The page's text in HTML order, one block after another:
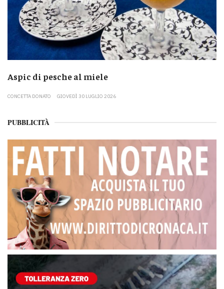
Aspic di pesche al miele
CONCETTA DONATO GIOVEDÌ 30 LUGLIO 2026
PUBBLICITÀ